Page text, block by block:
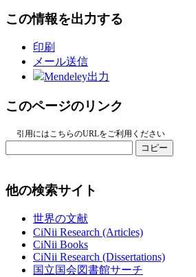
この情報を出力する
印刷
メール送信
Mendeley出力
このページのリンク
引用にはこちらのURLをご利用ください
コピー
他の検索サイト
世界の文献
CiNii Research (Articles)
CiNii Books
CiNii Research (Dissertations)
国立国会図書館サーチ